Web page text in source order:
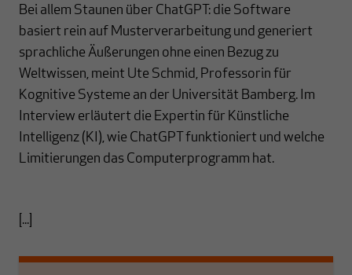
Bei allem Staunen über ChatGPT: die Software
basiert rein auf Musterverarbeitung und generiert
sprachliche Äußerungen ohne einen Bezug zu
Weltwissen, meint Ute Schmid, Professorin für
Kognitive Systeme an der Universität Bamberg. Im
Interview erläutert die Expertin für Künstliche
Intelligenz (KI), wie ChatGPT funktioniert und welche
Limitierungen das Computerprogramm hat.
[...]